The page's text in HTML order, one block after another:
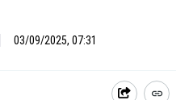
03/09/2025, 07:31